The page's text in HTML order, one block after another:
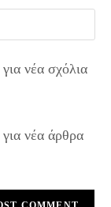
νέα σχόλια
νέα άρθρα